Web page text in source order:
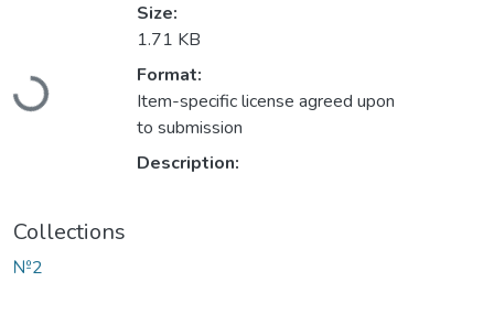
Loading...
Size:
1.71 KB
Format:
Item-specific license agreed upon
to submission
Description:
Collections
№2